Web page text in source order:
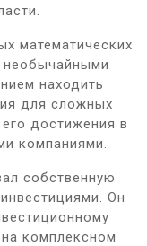
математических
находить
для сложных
достижения в
компаниями.
собственную
Он
комплексном